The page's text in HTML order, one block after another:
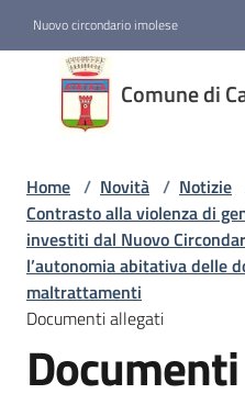
Nuovo circondario imolese
Comune di
Comune di
Amministrazione
Novità
Menu selezionato
Servizi
Home / Novità / Notizie
Contrasto alla violenza di
investiti dal Nuovo
l’autonomia abitativa delle
maltrattamenti
Documenti allegati